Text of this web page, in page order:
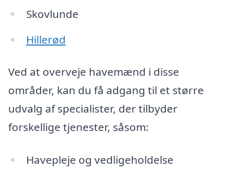
Skovlunde
Hillerød
Ved at overveje havemænd i disse
områder, kan du få adgang til et større
udvalg af specialister, der tilbyder
forskellige tjenester, såsom:
Havepleje og vedligeholdelse